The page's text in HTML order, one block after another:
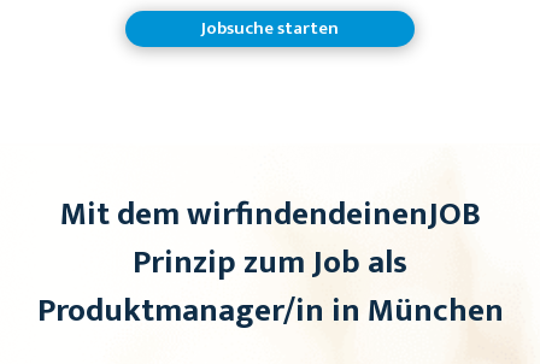
Jobsuche starten
Mit dem wirfindendeinenJOB
Prinzip zum Job als
Produktmanager/in in München